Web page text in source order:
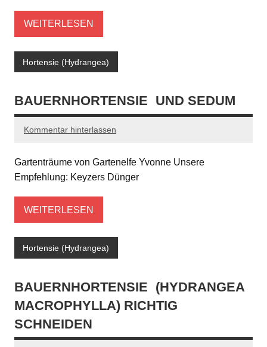
WEITERLESEN
Hortensie (Hydrangea)
BAUERNHORTENSIE UND SEDUM
Kommentar hinterlassen
Gartenträume von Gartenelfe Yvonne Unsere
Empfehlung: Keyzers Dünger
WEITERLESEN
Hortensie (Hydrangea)
BAUERNHORTENSIE (HYDRANGEA
MACROPHYLLA) RICHTIG
SCHNEIDEN